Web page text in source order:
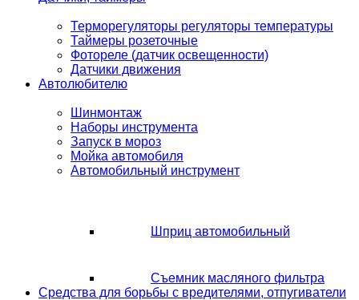
Терморегуляторы регуляторы температуры
Таймеры розеточные
Фотореле (датчик освещенности)
Датчики движения
Автолюбителю
Шинмонтаж
Наборы инструмента
Запуск в мороз
Мойка автомобиля
Автомобильный инструмент
Шприц автомобильный
Съемник масляного фильтра
Средства для борьбы с вредителями, отпугиватели